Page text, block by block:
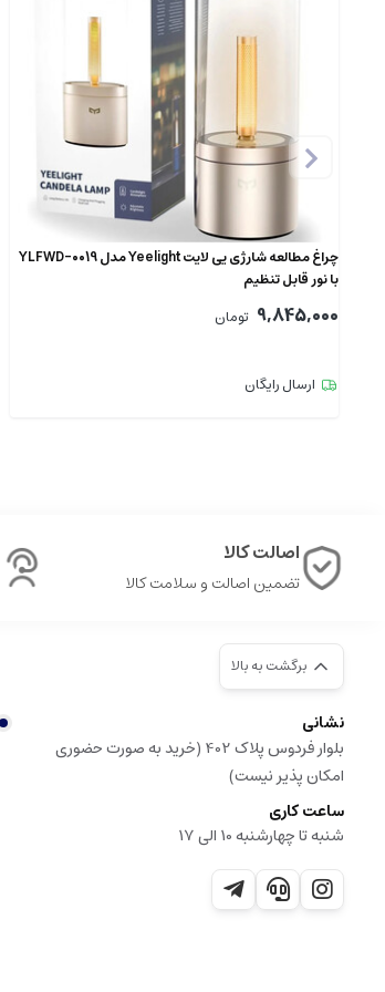
چراغ مطالعه شارژی یی لایت Yeelight مدل YLFWD-0019
با نور قابل تنظیم
9,845,000 تومان
ارسال رایگان
اصالت کالا
تضمین اصالت و سلامت کالا
برگشت به بالا
نشانی
بلوار فردوس پلاک 402 (خرید به صورت حضوری
امکان پذیر نیست)
ساعت کاری
شنبه تا چهارشنبه 10 الی 17